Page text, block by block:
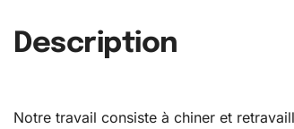
Description
Notre travail consiste à chiner et